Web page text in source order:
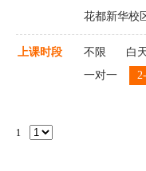
花都新华校
上课时段 不限 白
一对一
1